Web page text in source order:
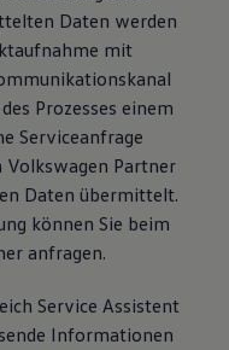
Daten werden
mit
Prozesses einem
Serviceanfrage
Volkswagen Partner
Daten übermittelt.
können Sie beim
anfragen.
Service Assistent
Informationen